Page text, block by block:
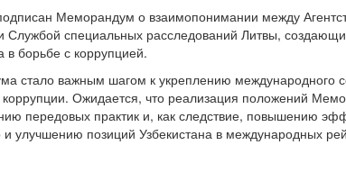
Меморандум о взаимопонимании между
Службой специальных расследований Литвы,
в борьбе с коррупцией.
стало важным шагом к укреплению международного
Ожидается, что реализация положений
передовых практик и, как следствие, повышению
улучшению позиций Узбекистана в международных